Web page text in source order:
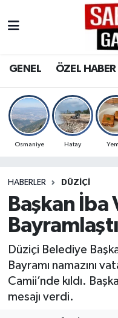
GENEL ÖZEL HABER
Osmaniye Hatay
HABERLER DÜZIÇI
Başkan
Bayramlaştı
Düziçi Belediye
Bayramı namazını
Camii’nde kıldı.
mesajı verdi.
OSMANİYE
MAGAZİN
SPOR
RESMİ İLANLAR
Osmaniye
Osmaniye Trafik
Süper Lig Puan
Son Dakika
Haber Arşivi